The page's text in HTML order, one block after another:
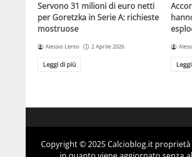
Servono 31 milioni di euro netti
per Goretzka in Serie A: richieste
mostruose
Alessio Lento 2 Aprile 2026
Leggi di più
Copyright © 2025 Calcioblog.it proprietà